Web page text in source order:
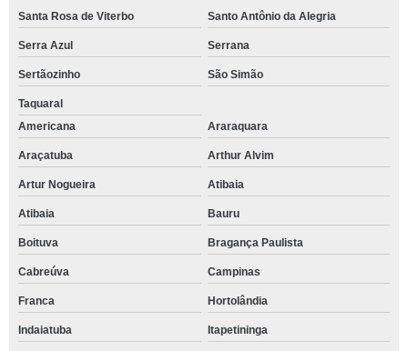
Santa Rosa de Viterbo Santo Antônio da Alegria
Serra Azul Serrana
Sertãozinho São Simão
Taquaral
Americana
Araraquara
Araçatuba Arthur Alvim
Artur Nogueira Atibaia
Atibaia Bauru
Boituva Bragança Paulista
Cabreúva Campinas
Franca Hortolândia
Indaiatuba Itapetininga